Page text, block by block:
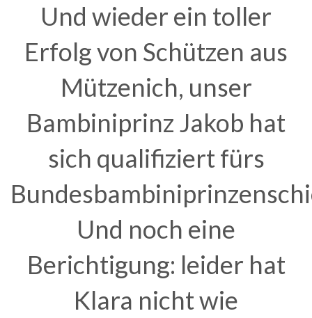
Und wieder ein toller
Erfolg von Schützen aus
Mützenich, unser
Bambiniprinz Jakob hat
sich qualifiziert fürs
Und noch eine
Berichtigung: leider hat
Klara nicht wie